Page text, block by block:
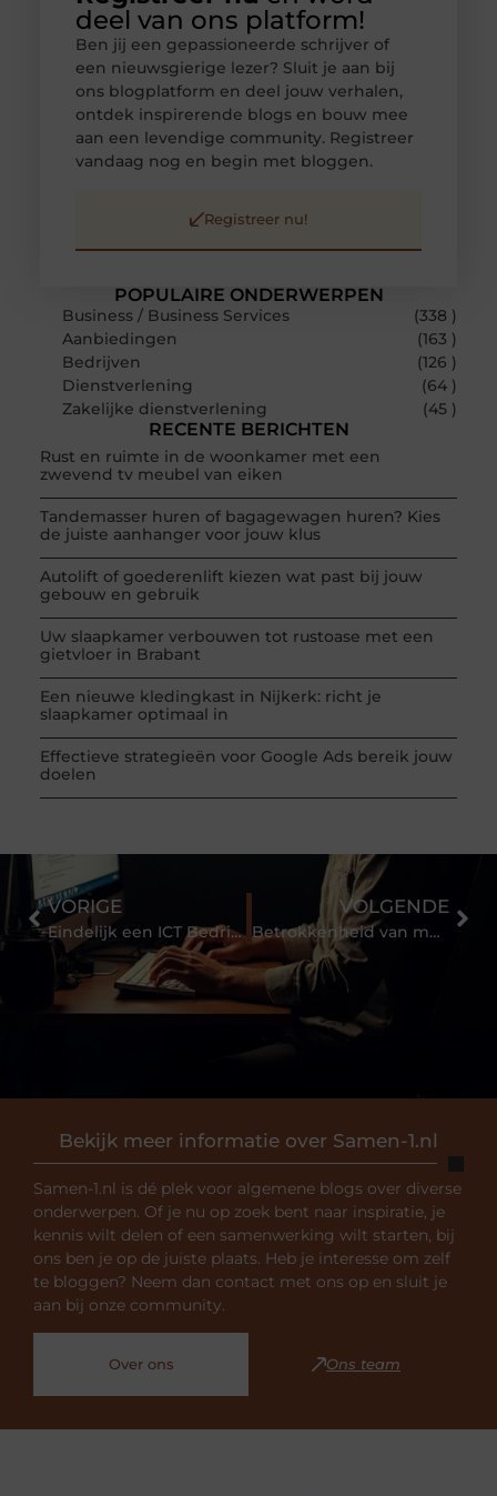
POPULAIRE ONDERWERPEN
Business / Business Services
(338 )
Aanbiedingen
(163 )
Bedrijven
(126 )
Dienstverlening
(64 )
Zakelijke dienstverlening
(45 )
RECENTE BERICHTEN
Rust en ruimte in de woonkamer met een
zwevend tv meubel van eiken
Tandemasser huren of bagagewagen huren? Kies
de juiste aanhanger voor jouw klus
Autolift of goederenlift kiezen wat past bij jouw
gebouw en gebruik
Uw slaapkamer verbouwen tot rustoase met een
gietvloer in Brabant
Een nieuwe kledingkast in Nijkerk: richt je
slaapkamer optimaal in
Effectieve strategieën voor Google Ads bereik jouw
doelen
deel van ons platform!
Ben jij een gepassioneerde schrijver of
een nieuwsgierige lezer? Sluit je aan bij
ons blogplatform en deel jouw verhalen,
ontdek inspirerende blogs en bouw mee
aan een levendige community. Registreer
vandaag nog en begin met bloggen.
Registreer nu!
Bekijk meer informatie over Samen-1.nl
Samen-1.nl is dé plek voor algemene blogs over diverse
onderwerpen. Of je nu op zoek bent naar inspiratie, je
kennis wilt delen of een samenwerking wilt starten, bij
ons ben je op de juiste plaats. Heb je interesse om zelf
te bloggen? Neem dan contact met ons op en sluit je
aan bij onze community.
Over ons Ons team
VORIGE
Eindelijk een ICT Bedrijf in Ede zonder gedoe
VOLGENDE
Betrokkenheid van medewerkers